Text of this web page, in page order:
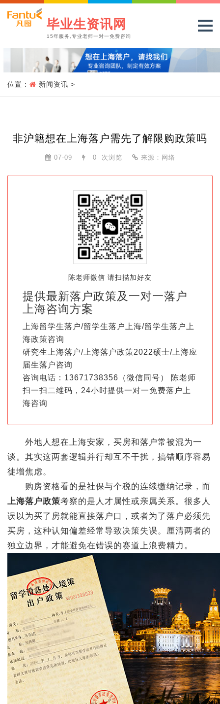
毕业生资讯网
15年服务,专业老师一对一免费咨询
位置： 新闻资讯 >
非沪籍想在上海落户需先了解限购政策吗
07-09 0 次浏览 来源：网络
陈老师微信 请扫描加好友
提供最新落户政策及一对一落户
上海咨询方案
上海留学生落户/留学生落户上海/留学生落户上
海政策咨询
研究生上海落户/上海落户政策2022硕士/上海应
届生落户咨询
咨询电话：13671738356（微信同号） 陈老师
扫一扫二维码，24小时提供一对一免费落户上
海咨询
外地人想在上海安家，买房和落户常被混为一
谈。其实这两套逻辑并行却互不干扰，搞错顺序容易
徒增焦虑。
购房资格看的是社保与个税的连续缴纳记录，而
上海落户政策考察的是人才属性或亲属关系。很多人
误以为买了房就能直接落户口，或者为了落户必须先
买房，这种认知偏差经常导致决策失误。厘清两者的
独立边界，才能避免在错误的赛道上浪费精力。